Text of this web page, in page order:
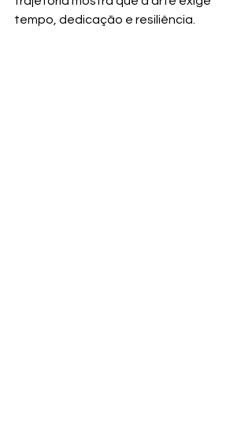
tempo, dedicação e resiliência.